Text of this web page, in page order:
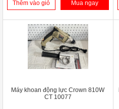
Thêm vào giỏ Mua ngay
Máy khoan động lực Crown 810W
CT 10077